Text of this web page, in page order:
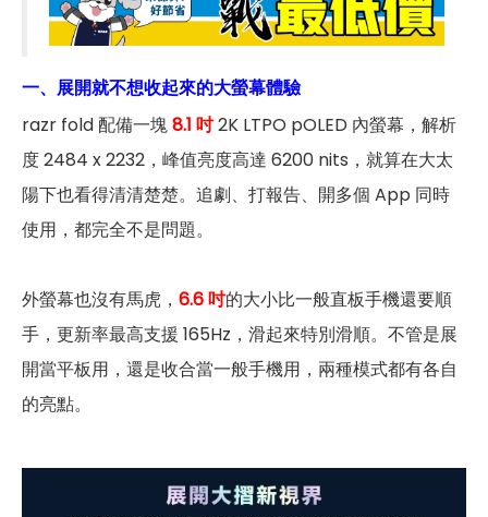
一、展開就不想收起來的大螢幕體驗
razr fold 配備一塊8.1 吋2K LTPO pOLED 內螢幕，解析
度 2484 x 2232，峰值亮度高達 6200 nits，就算在大太
陽下也看得清清楚楚。追劇、打報告、開多個 App 同時
使用，都完全不是問題。
外螢幕也沒有馬虎， 6.6 吋的大小比一般直板手機還要順
手，更新率最高支援 165Hz，滑起來特別滑順。不管是展
開當平板用，還是收合當一般手機用，兩種模式都有各自
的亮點。